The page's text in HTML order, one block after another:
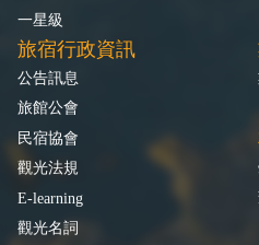
一星級
旅宿行政資訊
公告訊息
旅館公會
民宿協會
觀光法規
E-learning
觀光名詞